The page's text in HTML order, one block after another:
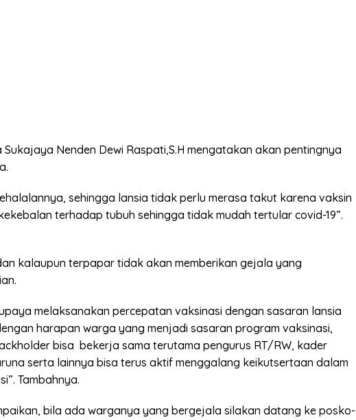
Sukajaya Nenden Dewi Raspati,S.H mengatakan akan pentingnya
sehingga lansia tidak perlu merasa takut karena vaksin
terhadap tubuh sehingga tidak mudah tertular covid-19”.
kalaupun terpapar tidak akan memberikan gejala yang
melaksanakan percepatan vaksinasi dengan sasaran lansia
harapan warga yang menjadi sasaran program vaksinasi,
bisa bekerja sama terutama pengurus RT/RW, kader
serta lainnya bisa terus aktif menggalang keikutsertaan dalam
Tambahnya.
bila ada warganya yang bergejala silakan datang ke posko-